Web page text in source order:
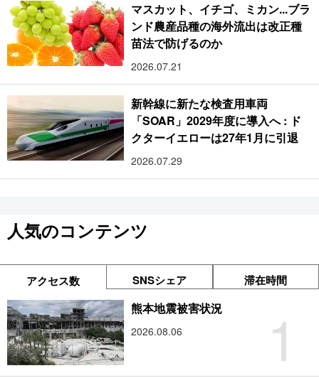
マスカット、イチゴ、ミカン...ブラ
ンド農産品種の海外流出は改正種
苗法で防げるのか
2026.07.21
新幹線に新たな検査用車両
「SOAR」2029年度に導入へ : ド
クターイエローは27年1月に引退
2026.07.29
人気のコンテンツ
アクセス数 SNSシェア 滞在時間
1
熊本地震被害状況
2026.08.06